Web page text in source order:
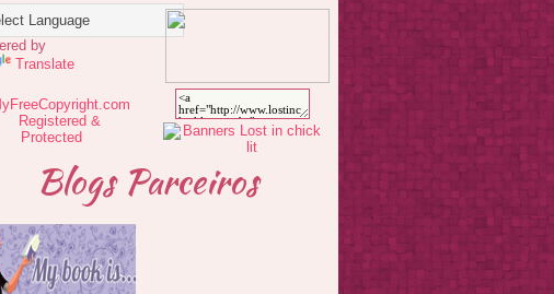
by
Translate
Blogs Parceiros